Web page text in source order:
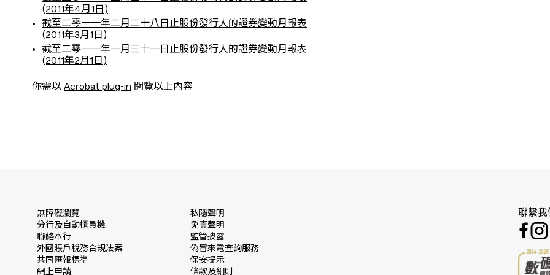
(2011年4月1日)
截至二零一一年二月二十八日止股份發行人的證券變動月報表
(2011年3月1日)
截至二零一一年一月三十一日止股份發行人的證券變動月報表
(2011年2月1日)
你需以 Acrobat plug-in 閱覽以上內容
無障礙瀏覽
分行及自動櫃員機
聯絡本行
外國賬戶稅務合規法案
共同匯報標準
網上申請
私隱聲明
免責聲明
監管披露
偽冒來電查詢服務
保安提示
條款及細則
聯繫我